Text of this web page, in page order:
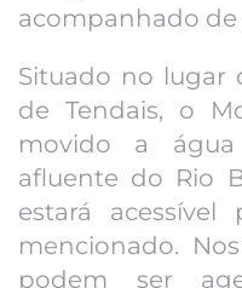
acompanhado
Situado no lugar
de Tendais, o
movido a
afluente do Rio
estará
mencionado.
podem ser